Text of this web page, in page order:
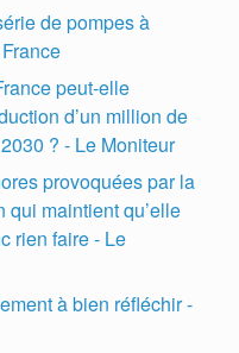
de pompes à
peut-elle
d’un million de
? - Le Moniteur
provoquées par la
maintient qu’elle
rien faire - Le
à bien réfléchir -